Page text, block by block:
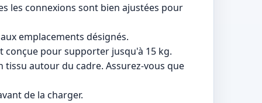
les connexions sont bien ajustées pour
emplacements désignés.
conçue pour supporter jusqu'à 15 kg.
autour du cadre. Assurez-vous que
de la charger.